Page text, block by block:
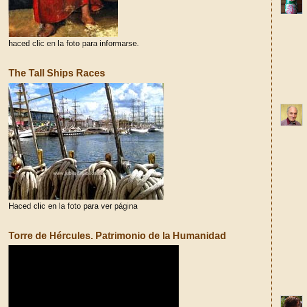
haced clic en la foto para informarse.
The Tall Ships Races
Haced clic en la foto para ver página
Torre de Hércules. Patrimonio de la Humanidad